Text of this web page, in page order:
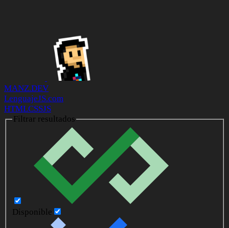
MANZ.DEV
LenguajeJS.com
HTMLCSSJS
Filtrar resultados
Disponible